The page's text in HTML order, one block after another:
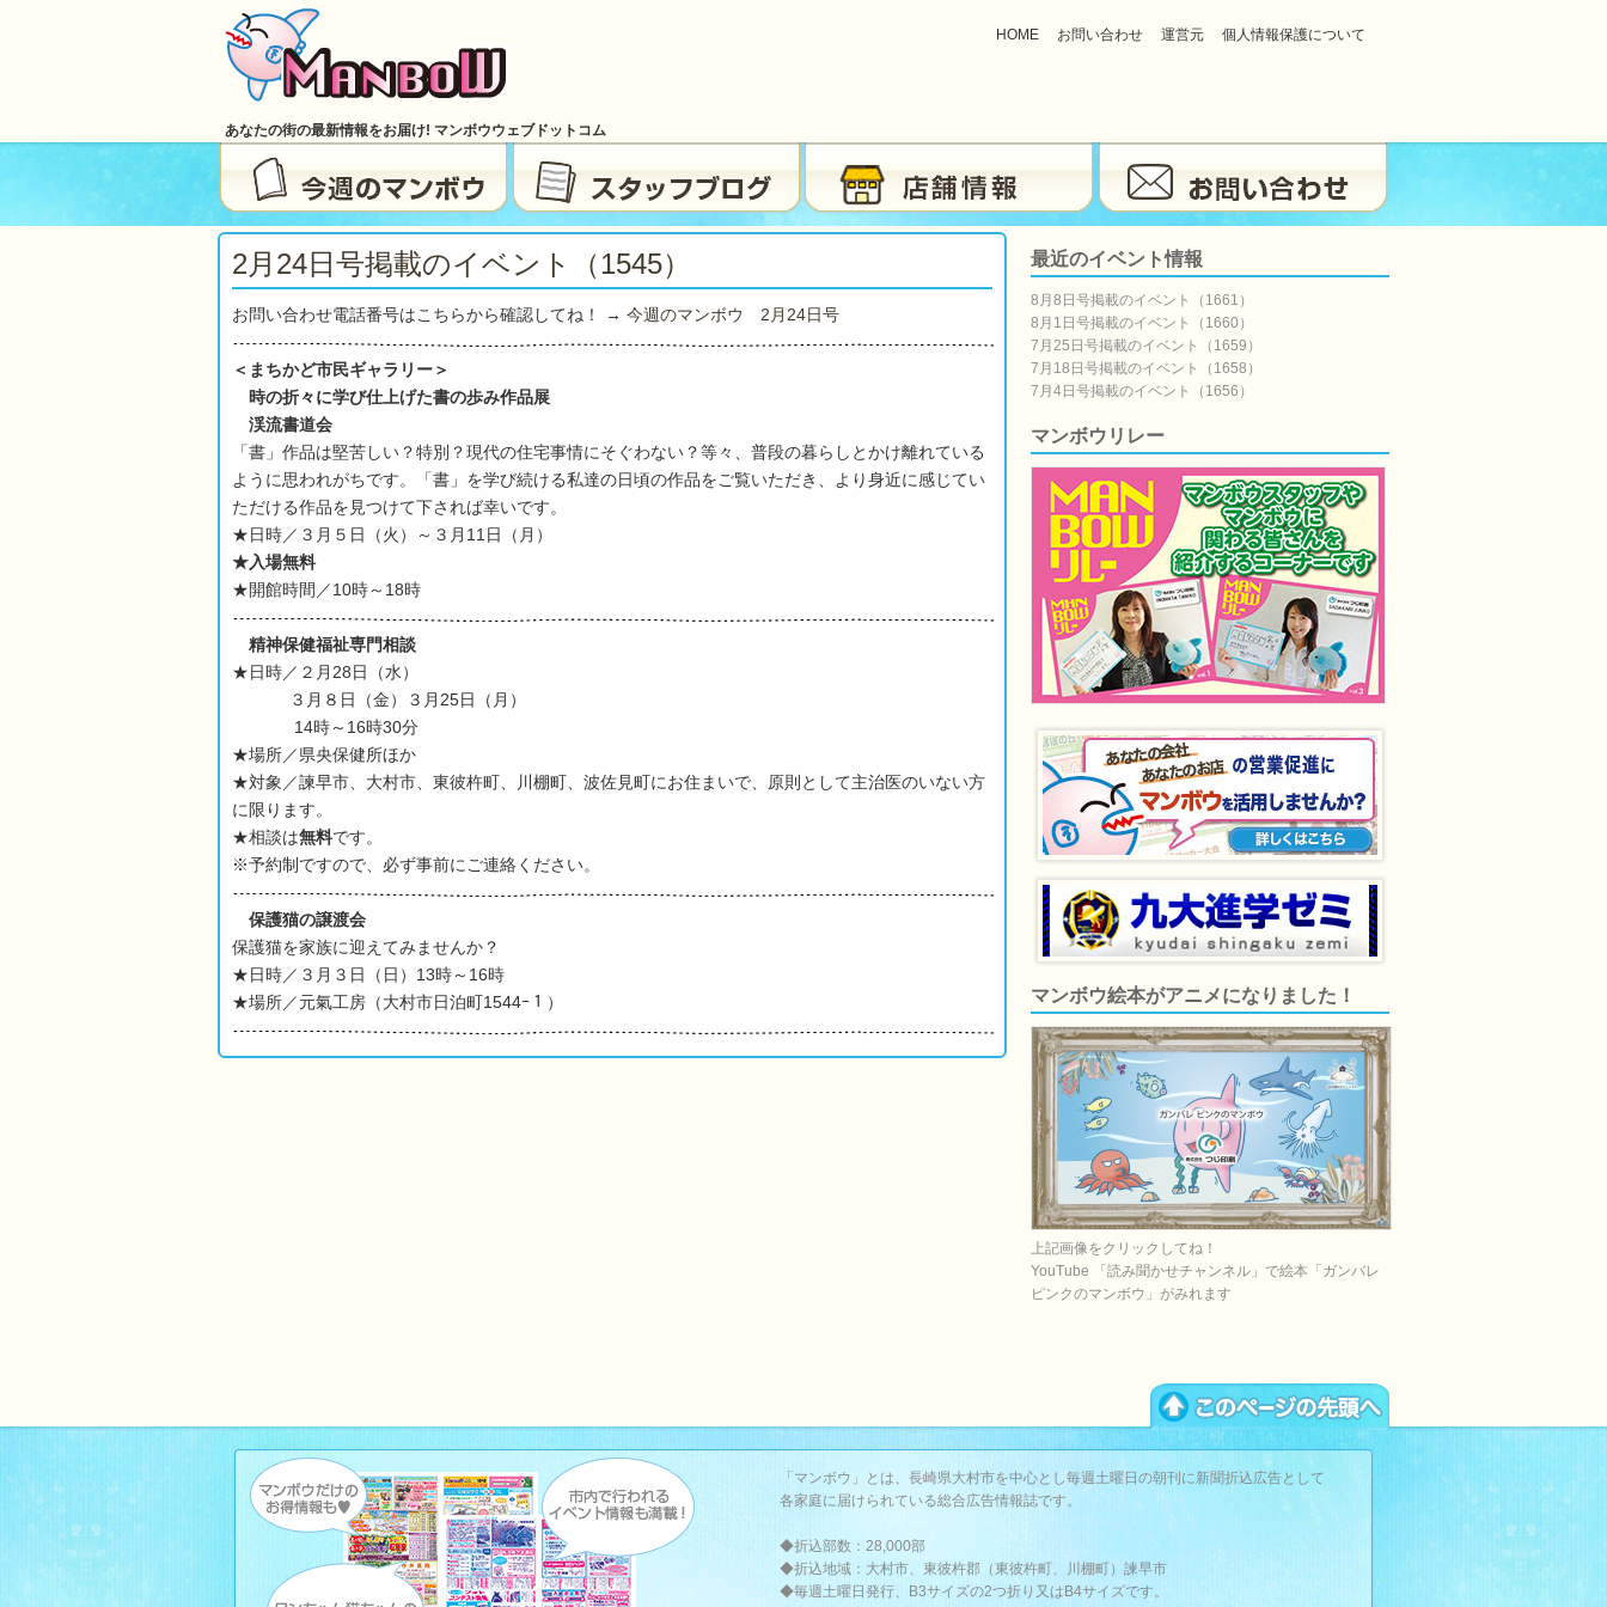
あなたの街の最新情報をお届け! マンボウウェブドットコム
HOME お問い合わせ 運営元 個人情報保護について
2月24日号掲載のイベント（1545）
お問い合わせ電話番号はこちらから確認してね！ → 今週のマンボウ 2月24日号
＜まちかど市民ギャラリー＞
時の折々に学び仕上げた書の歩み作品展
渓流書道会
「書」作品は堅苦しい？特別？現代の住宅事情にそぐわない？等々、普段の暮らしとかけ離れている
ように思われがちです。「書」を学び続ける私達の日頃の作品をご覧いただき、より身近に感じてい
ただける作品を見つけて下されば幸いです。
★日時／３月５日（火）～３月11日（月）
★入場無料
★開館時間／10時～18時
精神保健福祉専門相談
★日時／２月28日（水）
３月８日（金）３月25日（月）
14時～16時30分
★場所／県央保健所ほか
★対象／諫早市、大村市、東彼杵町、川棚町、波佐見町にお住まいで、原則として主治医のいない方
に限ります。
★相談は無料です。
※予約制ですので、必ず事前にご連絡ください。
保護猫の譲渡会
保護猫を家族に迎えてみませんか？
★日時／３月３日（日）13時～16時
★場所／元氣工房（大村市日泊町1544ｰ１）
最近のイベント情報
8月8日号掲載のイベント（1661）
8月1日号掲載のイベント（1660）
7月25日号掲載のイベント（1659）
7月18日号掲載のイベント（1658）
7月4日号掲載のイベント（1656）
マンボウリレー
マンボウ絵本がアニメになりました！
上記画像をクリックしてね！
YouTube 「読み聞かせチャンネル」で絵本「ガンバレ
ピンクのマンボウ」がみれます
「マンボウ」とは、長崎県大村市を中心とし毎週土曜日の朝刊に新聞折込広告として
各家庭に届けられている総合広告情報誌です。
◆折込部数：28,000部
◆折込地域：大村市、東彼杵郡（東彼杵町、川棚町）諫早市
◆毎週土曜日発行、B3サイズの2つ折り又はB4サイズです。